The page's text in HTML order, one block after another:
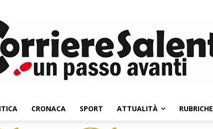
CRONACA SPORT ATTUALITÀ RUBRICHE